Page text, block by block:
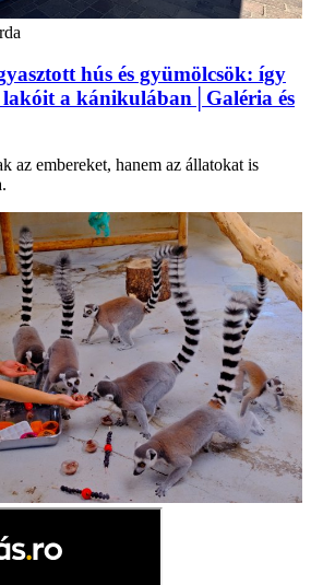
hús és gyümölcsök: így
a kánikulában│Galéria és
az embereket, hanem az állatokat is